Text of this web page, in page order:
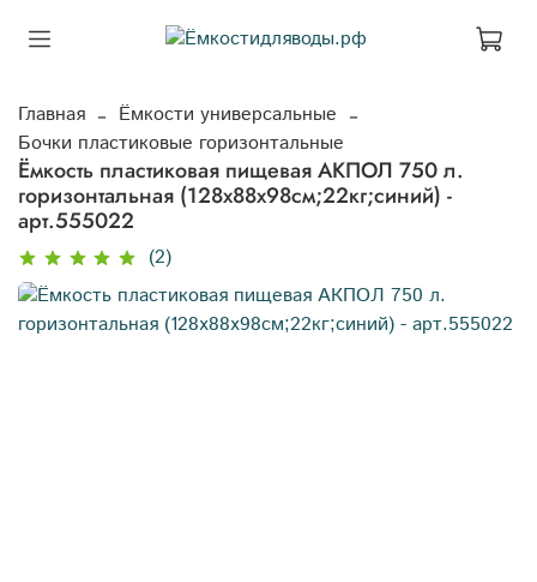
Главная
Ёмкости универсальные
Бочки пластиковые горизонтальные
Ёмкость пластиковая пищевая АКПОЛ 750 л.
горизонтальная (128x88x98см;22кг;синий) -
арт.555022
(2)